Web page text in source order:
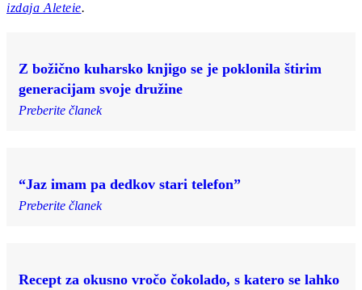
izdaja Aleteie.
Z božično kuharsko knjigo se je poklonila štirim
generacijam svoje družine
Preberite članek
“Jaz imam pa dedkov stari telefon”
Preberite članek
Recept za okusno vročo čokolado, s katero se lahko